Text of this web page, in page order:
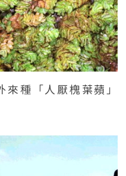
種「人厭槐葉蘋」